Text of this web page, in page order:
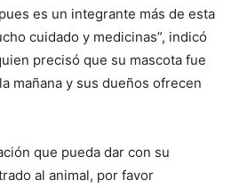
es un integrante más de esta
cuidado y medicinas”, indicó
precisó que su mascota fue
mañana y sus dueños ofrecen
que pueda dar con su
al animal, por favor